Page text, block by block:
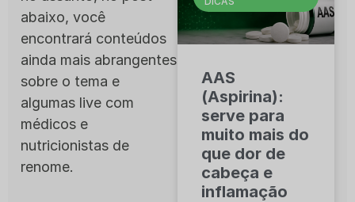
abaixo, você
encontrará conteúdos
ainda mais abrangentes
sobre o tema e
algumas live com
médicos e
nutricionistas de
renome.
AAS
(Aspirina):
serve para
muito mais do
que dor de
cabeça e
inflamação